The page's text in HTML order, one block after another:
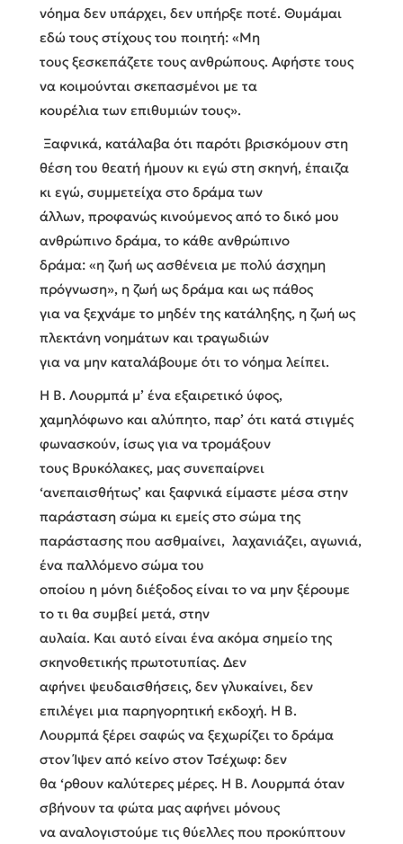
νόημα δεν υπάρχει, δεν υπήρξε ποτέ. Θυμάμαι
εδώ τους στίχους του ποιητή: «Μη
τους ξεσκεπάζετε τους ανθρώπους. Αφήστε τους
να κοιμούνται σκεπασμένοι με τα
κουρέλια των επιθυμιών τους».
Ξαφνικά, κατάλαβα ότι παρότι βρισκόμουν στη
θέση του θεατή ήμουν κι εγώ στη σκηνή, έπαιζα
κι εγώ, συμμετείχα στο δράμα των
άλλων, προφανώς κινούμενος από το δικό μου
ανθρώπινο δράμα, το κάθε ανθρώπινο
δράμα: «η ζωή ως ασθένεια με πολύ άσχημη
πρόγνωση», η ζωή ως δράμα και ως πάθος
για να ξεχνάμε το μηδέν της κατάληξης, η ζωή ως
πλεκτάνη νοημάτων και τραγωδιών
για να μην καταλάβουμε ότι το νόημα λείπει.
Η Β. Λουρμπά μ’ ένα εξαιρετικό ύφος,
χαμηλόφωνο και αλύπητο, παρ’ ότι κατά στιγμές
φωνασκούν, ίσως για να τρομάξουν
τους Βρυκόλακες, μας συνεπαίρνει
‘ανεπαισθήτως’ και ξαφνικά είμαστε μέσα στην
παράσταση σώμα κι εμείς στο σώμα της
παράστασης που ασθμαίνει, λαχανιάζει, αγωνιά,
ένα παλλόμενο σώμα του
οποίου η μόνη διέξοδος είναι το να μην ξέρουμε
το τι θα συμβεί μετά, στην
αυλαία. Και αυτό είναι ένα ακόμα σημείο της
σκηνοθετικής πρωτοτυπίας. Δεν
αφήνει ψευδαισθήσεις, δεν γλυκαίνει, δεν
επιλέγει μια παρηγορητική εκδοχή. Η Β.
Λουρμπά ξέρει σαφώς να ξεχωρίζει το δράμα
στον Ίψεν από κείνο στον Τσέχωφ: δεν
θα ‘ρθουν καλύτερες μέρες. Η Β. Λουρμπά όταν
σβήνουν τα φώτα μας αφήνει μόνους
να αναλογιστούμε τις θύελλες που προκύπτουν